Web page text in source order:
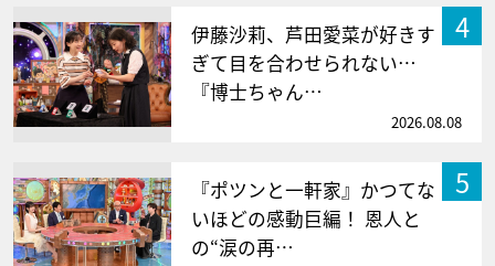
4
伊藤沙莉、芦田愛菜が好きす
ぎて目を合わせられない…
『博士ちゃん…
2026.08.08
5
『ポツンと一軒家』かつてな
いほどの感動巨編！ 恩人と
の“涙の再…